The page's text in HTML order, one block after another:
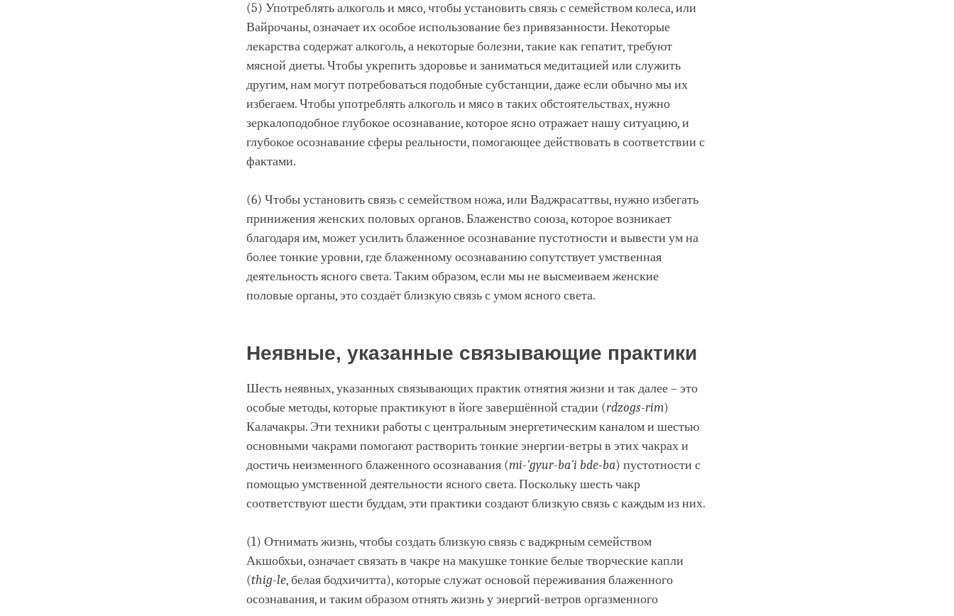
(5) Употреблять алкоголь и мясо, чтобы установить связь с семейством колеса, или
Вайрочаны, означает их особое использование без привязанности. Некоторые
лекарства содержат алкоголь, а некоторые болезни, такие как гепатит, требуют
мясной диеты. Чтобы укрепить здоровье и заниматься медитацией или служить
другим, нам могут потребоваться подобные субстанции, даже если обычно мы их
избегаем. Чтобы употреблять алкоголь и мясо в таких обстоятельствах, нужно
зеркалоподобное глубокое осознавание, которое ясно отражает нашу ситуацию, и
глубокое осознавание сферы реальности, помогающее действовать в соответствии с
фактами.
(6) Чтобы установить связь с семейством ножа, или Ваджрасаттвы, нужно избегать
принижения женских половых органов. Блаженство союза, которое возникает
благодаря им, может усилить блаженное осознавание пустотности и вывести ум на
более тонкие уровни, где блаженному осознаванию сопутствует умственная
деятельность ясного света. Таким образом, если мы не высмеиваем женские
половые органы, это создаёт близкую связь с умом ясного света.
Неявные, указанные связывающие практики
Шесть неявных, указанных связывающих практик отнятия жизни и так далее – это
особые методы, которые практикуют в йоге завершённой стадии (rdzogs-rim)
Калачакры. Эти техники работы с центральным энергетическим каналом и шестью
основными чакрами помогают растворить тонкие энергии-ветры в этих чакрах и
достичь неизменного блаженного осознавания (mi-'gyur-ba'i bde-ba) пустотности с
помощью умственной деятельности ясного света. Поскольку шесть чакр
соответствуют шести буддам, эти практики создают близкую связь с каждым из них.
(1) Отнимать жизнь, чтобы создать близкую связь с ваджрным семейством
Акшобхьи, означает связать в чакре на макушке тонкие белые творческие капли
(thig-le, белая бодхичитта), которые служат основой переживания блаженного
осознавания, и таким образом отнять жизнь у энергий-ветров оргазменного